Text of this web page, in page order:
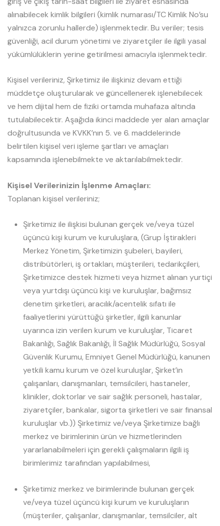
alınabilecek kimlik bilgileri (kimlik numarası/TC Kimlik No’su
yalnızca zorunlu hallerde) işlenmektedir. Bu veriler; tesis
güvenliği, acil durum yönetimi ve ziyaretçiler ile ilgili yasal
yükümlülüklerin yerine getirilmesi amacıyla işlenmektedir.
Kişisel verileriniz, Şirketimiz ile ilişkiniz devam ettiği
müddetçe oluşturularak ve güncellenerek işlenebilecek
ve hem dijital hem de fiziki ortamda muhafaza altında
tutulabilecektir. Aşağıda ikinci maddede yer alan amaçlar
doğrultusunda ve KVKK’nın 5. ve 6. maddelerinde
belirtilen kişisel veri işleme şartları ve amaçları
kapsamında işlenebilmekte ve aktarılabilmektedir.
Kişisel Verilerinizin İşlenme Amaçları:
Toplanan kişisel verileriniz;
Şirketimiz ile ilişkisi bulunan gerçek ve/veya tüzel
üçüncü kişi kurum ve kuruluşlara, (Grup İştirakleri
Merkez Yönetim, Şirketimizin şubeleri, bayileri,
distribütörleri, iş ortakları, müşterileri, tedarikçileri,
Şirketimizce destek hizmeti veya hizmet alınan yurtiçi
veya yurtdışı üçüncü kişi ve kuruluşlar, bağımsız
denetim şirketleri, aracılık/acentelik sıfatı ile
faaliyetlerini yürüttüğü şirketler, ilgili kanunlar
uyarınca izin verilen kurum ve kuruluşlar, Ticaret
Bakanlığı, Sağlık Bakanlığı, İl Sağlık Müdürlüğü, Sosyal
Güvenlik Kurumu, Emniyet Genel Müdürlüğü, kanunen
yetkili kamu kurum ve özel kuruluşlar, Şirket’in
çalışanları, danışmanları, temsilcileri, hastaneler,
klinikler, doktorlar ve sair sağlık personeli, hastalar,
ziyaretçiler, bankalar, sigorta şirketleri ve sair finansal
kuruluşlar vb.)) Şirketimiz ve/veya Şirketimize bağlı
merkez ve birimlerinin ürün ve hizmetlerinden
yararlanabilmeleri için gerekli çalışmaların ilgili iş
birimlerimiz tarafından yapılabilmesi,
Şirketimiz merkez ve birimlerinde bulunan gerçek
ve/veya tüzel üçüncü kişi kurum ve kuruluşların
(müşteriler, çalışanlar, danışmanlar, temsilciler, alt